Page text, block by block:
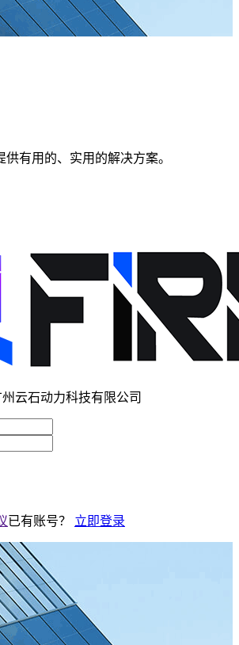
供有用的、实用的解决方案。
云石动力科技有限公司
已有账号？ 立即登录